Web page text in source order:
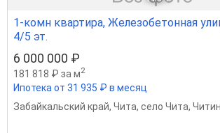
1-комн квартира, Железобетонная
4/5 эт.
6 000 000 ₽
181 818 ₽ за м2
Ипотека от 31 935 ₽ в месяц
Забайкальский край, Чита, село Чита,